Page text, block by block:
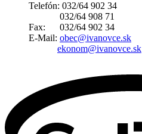
Telefón: 032/64 902 34
032/64 908 71
Fax: 032/64 902 34
E-Mail: obec@ivanovce.sk
ekonom@ivanovce.sk